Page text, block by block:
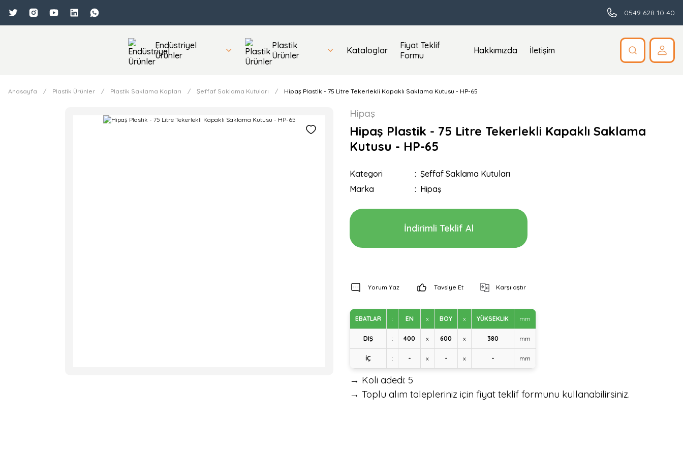
0549 628 10 40
Endüstriyel
Ürünler
Plastik
Ürünler
Kataloglar
Fiyat Teklif
Formu
Hakkımızda İletişim
Anasayfa Plastik Ürünler Plastik Saklama Kapları Şeffaf Saklama Kutuları Hipaş Plastik - 75 Litre Tekerlekli Kapaklı Saklama Kutusu - HP-65
Hipaş
Hipaş Plastik - 75 Litre Tekerlekli Kapaklı Saklama
Kutusu - HP-65
Kategori
Şeffaf Saklama Kutuları
Marka
Hipaş
İndirimli Teklif Al
Yorum Yaz Tavsiye Et Karşılaştır
EBATLAR : EN x BOY x YÜKSEKLİK mm
DIŞ : 400 x 600 x 380 mm
İÇ : - x - x - mm
→ Koli adedi: 5
→ Toplu alım talepleriniz için fiyat teklif formunu kullanabilirsiniz.